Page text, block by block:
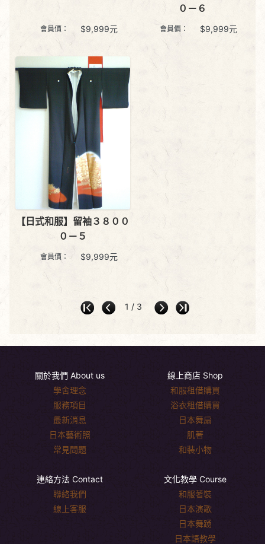
會員價： $9,999元
０－６
會員價： $9,999元
【日式和服】留袖３８００
０－５
會員價： $9,999元
1 / 3
關於我們 About us
學舍理念
服務項目
最新消息
日本藝術照
常見問題
線上商店 Shop
和服租借購買
浴衣租借購買
日本舞扇
肌著
和裝小物
連絡方法 Contact
聯絡我們
線上客服
文化教學 Course
和服著裝
日本演歌
日本舞踴
日本語教學